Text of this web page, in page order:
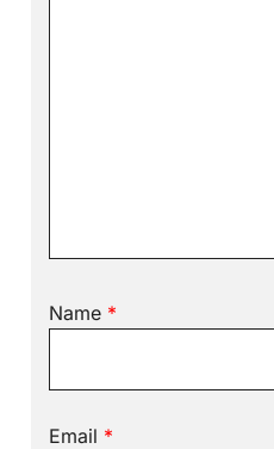
Name *
Email *